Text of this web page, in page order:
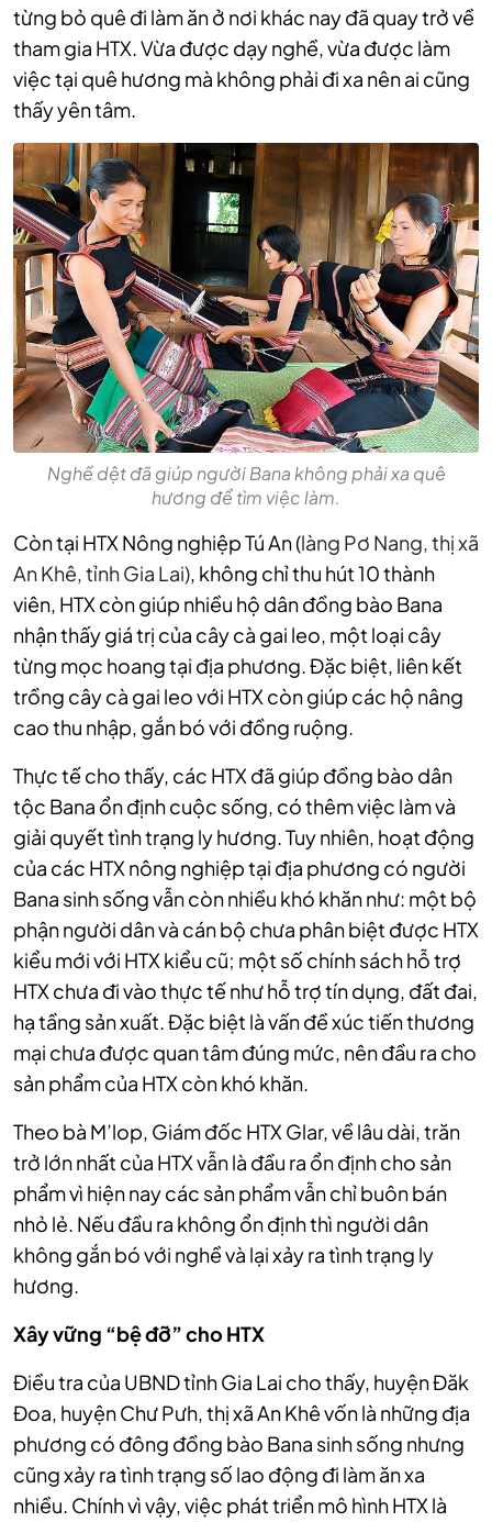
từng bỏ quê đi làm ăn ở nơi khác nay đã quay trở về
tham gia HTX. Vừa được dạy nghề, vừa được làm
việc tại quê hương mà không phải đi xa nên ai cũng
thấy yên tâm.
Nghề dệt đã giúp người Bana không phải xa quê
hương để tìm việc làm.
Còn tại HTX Nông nghiệp Tú An (làng Pơ Nang, thị xã
An Khê, tỉnh Gia Lai), không chỉ thu hút 10 thành
viên, HTX còn giúp nhiều hộ dân đồng bào Bana
nhận thấy giá trị của cây cà gai leo, một loại cây
từng mọc hoang tại địa phương. Đặc biệt, liên kết
trồng cây cà gai leo với HTX còn giúp các hộ nâng
cao thu nhập, gắn bó với đồng ruộng.
Thực tế cho thấy, các HTX đã giúp đồng bào dân
tộc Bana ổn định cuộc sống, có thêm việc làm và
giải quyết tình trạng ly hương. Tuy nhiên, hoạt động
của các HTX nông nghiệp tại địa phương có người
Bana sinh sống vẫn còn nhiều khó khăn như: một bộ
phận người dân và cán bộ chưa phân biệt được HTX
kiểu mới với HTX kiểu cũ; một số chính sách hỗ trợ
HTX chưa đi vào thực tế như hỗ trợ tín dụng, đất đai,
hạ tầng sản xuất. Đặc biệt là vấn đề xúc tiến thương
mại chưa được quan tâm đúng mức, nên đầu ra cho
sản phẩm của HTX còn khó khăn.
Theo bà M’lop, Giám đốc HTX Glar, về lâu dài, trăn
trở lớn nhất của HTX vẫn là đầu ra ổn định cho sản
phẩm vì hiện nay các sản phẩm vẫn chỉ buôn bán
nhỏ lẻ. Nếu đầu ra không ổn định thì người dân
không gắn bó với nghề và lại xảy ra tình trạng ly
hương.
Xây vững “bệ đỡ” cho HTX
Điều tra của UBND tỉnh Gia Lai cho thấy, huyện Đăk
Đoa, huyện Chư Pưh, thị xã An Khê vốn là những địa
phương có đông đồng bào Bana sinh sống nhưng
cũng xảy ra tình trạng số lao động đi làm ăn xa
nhiều. Chính vì vậy, việc phát triển mô hình HTX là